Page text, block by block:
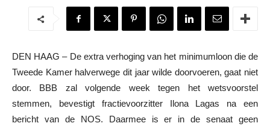
DEN HAAG – De extra verhoging van het minimumloon die de
Tweede Kamer halverwege dit jaar wilde doorvoeren, gaat niet
door. BBB zal volgende week tegen het wetsvoorstel
stemmen, bevestigt fractievoorzitter Ilona Lagas na een
bericht van de NOS. Daarmee is er in de senaat geen